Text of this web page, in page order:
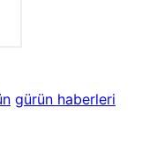
gürün haberleri